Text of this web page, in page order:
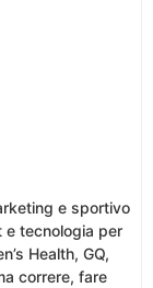
e sportivo
tecnologia per
Health, GQ,
correre, fare